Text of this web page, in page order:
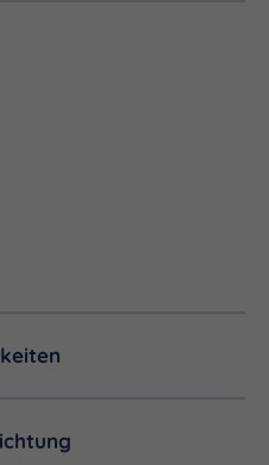
über deftige
frisch gebrühter